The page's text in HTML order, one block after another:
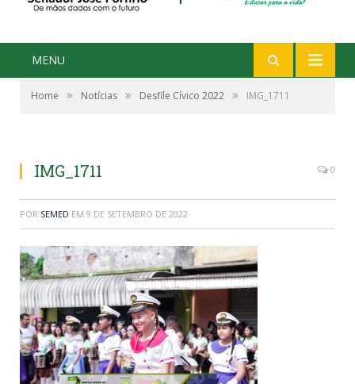
MENU
Home » Notícias » Desfile Cívico 2022 » IMG_1711
IMG_1711 0
POR SEMED EM 9 DE SETEMBRO DE 2022